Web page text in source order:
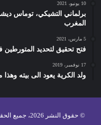
10 يونيو، 2021
برلماني التشيكي، توماس
المغرب
5 مارس، 2021
فتح تحقيق لتحديد المتورطين في تهريب 800 قرص
17 نوفمبر، 2019
ولد الكرية يعود الى بيته
© حقوق النشر 2026، جميع الحقوق محفوظة لمجلة رائدات |